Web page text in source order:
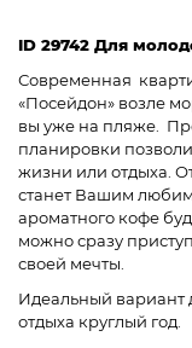
ID 29742 Для
Современная
«Посейдон» возле
вы уже на пляже.
планировки
жизни или отдыха.
станет Вашим
ароматного кофе
можно сразу
своей мечты.
Идеальный вариант
отдыха круглый год.